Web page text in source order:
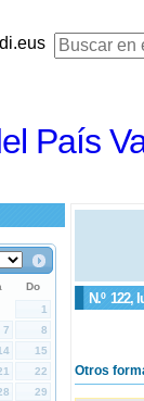
País
N.º 122,
Otros